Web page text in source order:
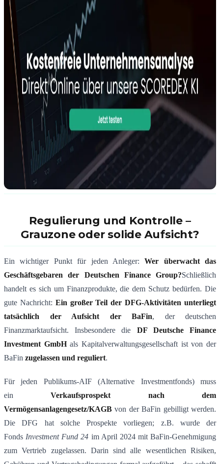
Regulierung und Kontrolle –
Grauzone oder solide Aufsicht?
Ein wichtiger Punkt für jeden Anleger:Wer überwacht das
Geschäftsgebaren der Deutschen Finance Group?Schließlich
handelt es sich um Finanzprodukte, die dem Schutz bedürfen. Die
gute Nachricht: Ein großer Teil der DFG-Aktivitäten unterliegt
tatsächlich der Aufsicht der BaFin, der deutschen
Finanzmarktaufsicht. Insbesondere die DF Deutsche Finance
Investment GmbHals Kapitalverwaltungsgesellschaft ist von der
BaFin zugelassen und reguliert​.
Für jeden Publikums-AIF (Alternative Investmentfonds) muss
einVerkaufsprospekt nach dem
Vermögensanlagengesetz/KAGB von der BaFin gebilligt werden.
Die DFG hat solche Prospekte vorliegen; z.B. wurde der
Fonds Investment Fund 24 im April 2024 mit BaFin-Genehmigung
zum Vertrieb zugelassen​. Darin sind alle wesentlichen Risiken,